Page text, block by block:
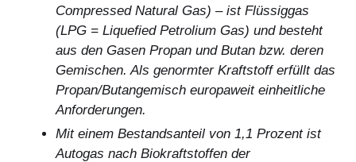
Compressed Natural Gas) – ist Flüssiggas
(LPG = Liquefied Petrolium Gas) und besteht
aus den Gasen Propan und Butan bzw. deren
Gemischen. Als genormter Kraftstoff erfüllt das
Propan/Butangemisch europaweit einheitliche
Anforderungen.
Mit einem Bestandsanteil von 1,1 Prozent ist
Autogas nach Biokraftstoffen der